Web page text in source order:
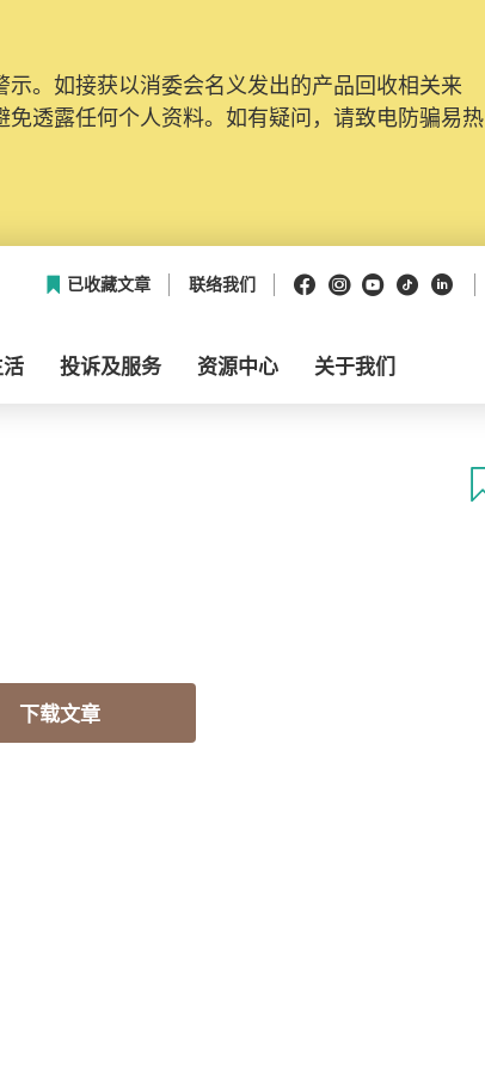
。如接获以消委会名义发出的产品回收相关来
透露任何个人资料。如有疑问，请致电防骗易热
已收藏文章 联络我们 Facebook
Instagram
Youtube
抖音领英
投诉及服务 资源中心 关于我们
下载文章